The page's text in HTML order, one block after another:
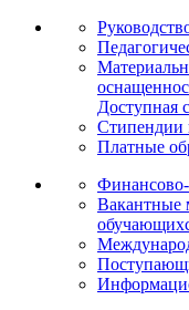
Доступная
Стипендии
Платные
Финансово-
Вакантные